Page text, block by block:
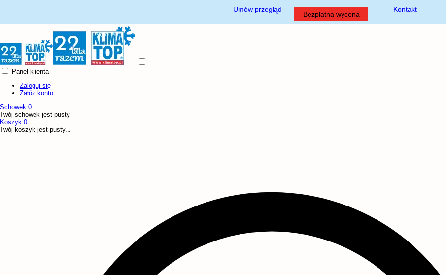
Umów przegląd
Bezpłatna wycena
Kontakt
Panel klienta
Zaloguj się
Załóż konto
Schowek 0
Twój schowek jest pusty
Koszyk 0
Twój koszyk jest pusty...